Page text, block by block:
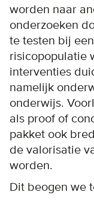
worden naar
onderzoeken
te testen bij
risicopopulatie
interventies
namelijk
onderwijs.
als proof of
pakket ook
de valorisatie
worden.
Dit beogen we